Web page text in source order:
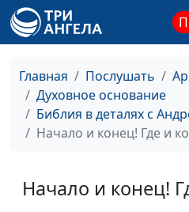
Главная Послушать
Духовное основание
Библия в деталях с
Начало и конец! Где и
Начало и конец!
Показное благородство
Исцеление! Надежда
для всех!